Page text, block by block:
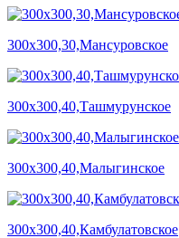
300х300,30,Мансуровское
300х300,40,Ташмурунское
300х300,40,Малыгинское
300х300,40,Камбулатовское